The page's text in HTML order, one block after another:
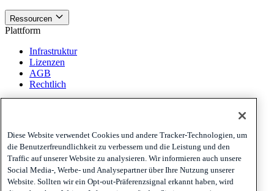
Ressourcen
Plattform
Infrastruktur
Lizenzen
AGB
Rechtlich
Privacy
Cookies
Disclaimer
Richtlinien und Haftungsausschluss
Diese Website verwendet Cookies und andere Tracker-Technologien, um
die Benutzerfreundlichkeit zu verbessern und die Leistung und den
Traffic auf unserer Website zu analysieren. Wir informieren auch unsere
Social Media-, Werbe- und Analysepartner über Ihre Nutzung unserer
Website. Sollten wir ein Opt-out-Präferenzsignal erkannt haben, wird